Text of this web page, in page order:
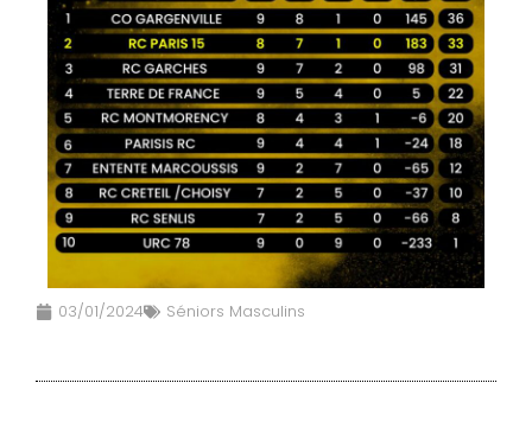
03/01/2024 Séniors Masculins